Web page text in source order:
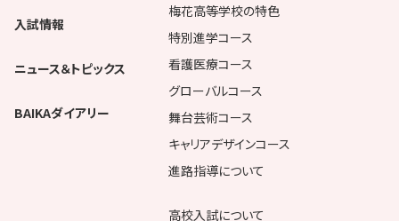
入試情報
ニュース＆トピックス
BAIKAダイアリー
梅花高等学校の特色
特別進学コース
看護医療コース
グローバルコース
舞台芸術コース
キャリアデザインコース
進路指導について
高校入試について